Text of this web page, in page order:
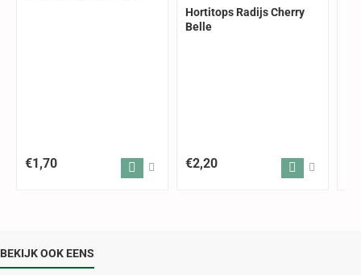
€1,70
Hortitops Radijs Cherry
Belle
€2,20
BEKIJK OOK EENS